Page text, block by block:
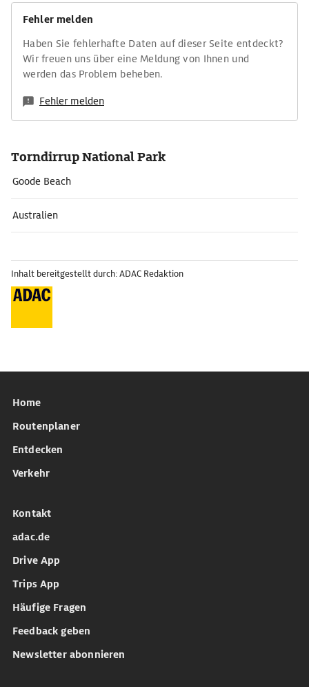
Fehler melden
Haben Sie fehlerhafte Daten auf dieser Seite entdeckt?
Wir freuen uns über eine Meldung von Ihnen und
werden das Problem beheben.
Fehler melden
Torndirrup National Park
Goode Beach
Australien
Inhalt bereitgestellt durch: ADAC Redaktion
Home
Routenplaner
Entdecken
Verkehr
Kontakt
adac.de
Drive App
Trips App
Häufige Fragen
Feedback geben
Newsletter abonnieren